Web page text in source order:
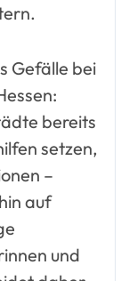
Gefälle bei
bereits
setzen,
–
auf
und